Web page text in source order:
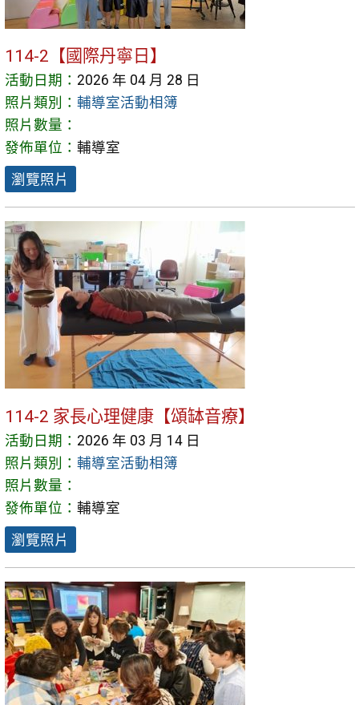
114-2【國際丹寧日】
活動日期： 2026 年 04 月 28 日
照片類別： 輔導室活動相簿
照片數量：
發佈單位： 輔導室
瀏覽照片
114-2 家長心理健康【頌缽音療】
活動日期： 2026 年 03 月 14 日
照片類別： 輔導室活動相簿
照片數量：
發佈單位： 輔導室
瀏覽照片